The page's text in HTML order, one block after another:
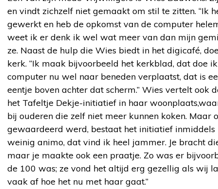
en vindt zichzelf niet gemaakt om stil te zitten. “Ik
gewerkt en heb de opkomst van de computer
weet ik er denk ik wel wat meer van dan mijn
ze. Naast de hulp die Wies biedt in het digicafé,
kerk. “Ik maak bijvoorbeeld het kerkblad, dat doe
computer nu wel naar beneden verplaatst, dat is
eentje boven achter dat scherm.” Wies vertelt ook
het Tafeltje Dekje-initiatief in haar
bij ouderen die zelf niet meer kunnen koken. Maar
gewaardeerd werd, bestaat het initiatief inmiddels
weinig animo, dat vind ik heel jammer. Je bracht
maar je maakte ook een praatje. Zo was er
de 100 was; ze vond het altijd erg gezellig als wij
vaak af hoe het nu met haar gaat.”